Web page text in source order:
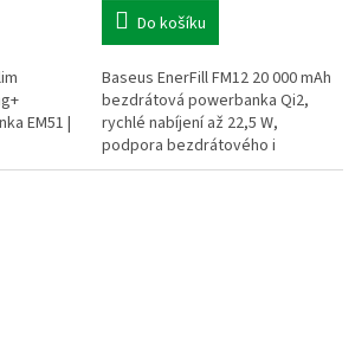
EM51 |
pro
Do košíku
Baseus EnerFill FM12 20 000 mAh
bezdrátová powerbanka Qi2,
rychlé nabíjení až 22,5 W,
podpora bezdrátového i
kabelového nabíjení současně,